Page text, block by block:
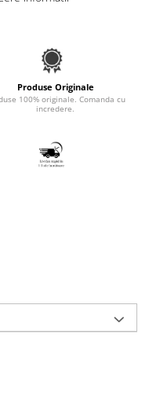
Produse Originale
100% originale. Comanda cu
incredere.